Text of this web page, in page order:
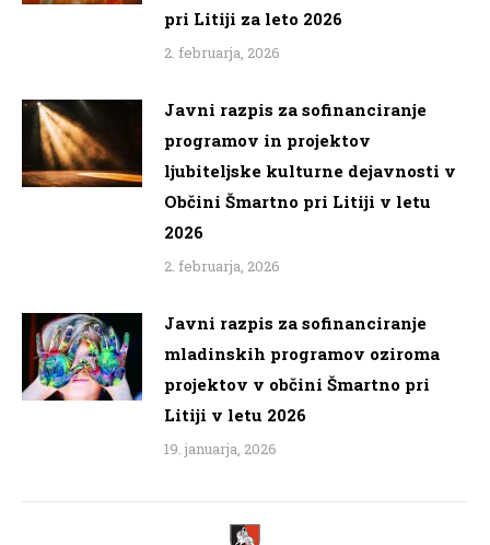
pri Litiji za leto 2026
2. februarja, 2026
Javni razpis za sofinanciranje
programov in projektov
ljubiteljske kulturne dejavnosti v
Občini Šmartno pri Litiji v letu
2026
2. februarja, 2026
Javni razpis za sofinanciranje
mladinskih programov oziroma
projektov v občini Šmartno pri
Litiji v letu 2026
19. januarja, 2026